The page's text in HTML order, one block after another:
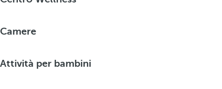
Camere
Attività per bambini